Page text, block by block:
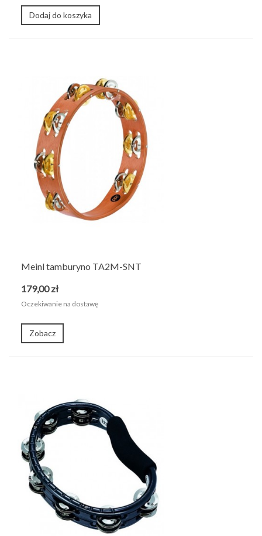
Dodaj do koszyka
Meinl tamburyno TA2M-SNT
179,00 zł
Oczekiwanie na dostawę
Zobacz